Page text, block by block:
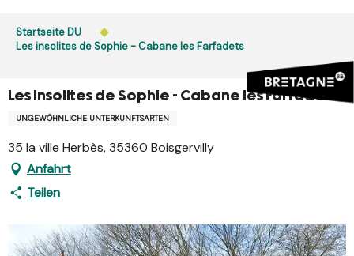
contenu
Startseite DU
Les insolites de Sophie - Cabane les Farfadets
Les insolites de Sophie - Cabane les Farfadets
UNGEWÖHNLICHE UNTERKUNFTSARTEN
35 la ville Herbès, 35360 Boisgervilly
Anfahrt
Teilen